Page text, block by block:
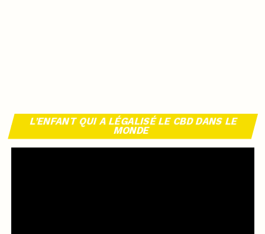
L’ENFANT QUI A LÉGALISÉ LE CBD DANS LE
MONDE